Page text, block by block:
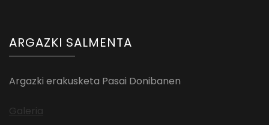
ARGAZKI SALMENTA
Argazki erakusketa Pasai Donibanen
Galeria